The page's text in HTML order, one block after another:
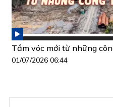
Tầm vóc mới từ những
01/07/2026 06:44